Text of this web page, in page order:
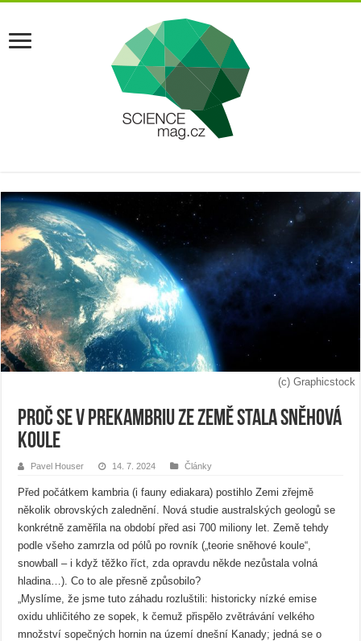
(c) Graphicstock
Proč se v prekambriu ze Země stala sněhová
koule
Pavel Houser 14. 7. 2024 Články
Před počátkem kambria (i fauny ediakara) postihlo Zemi zřejmě
několik obrovských zalednění. Nová studie australských geologů se
konkrétně zaměřila na období před asi 700 miliony let. Země tehdy
podle všeho zamrzla od pólů po rovník („teorie sněhové koule“,
snowball – i když těžko říct, zda opravdu někde nezůstala volná
hladina…). Co to ale přesně způsobilo?
„Myslíme, že jsme tuto záhadu rozluštili: historicky nízké emise
oxidu uhličitého ze sopek, k čemuž přispělo zvětrávání velkého
množství sopečných hornin na území dnešní Kanady; jedná se o